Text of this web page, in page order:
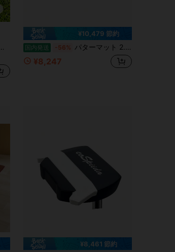
¥10,479 節約
国内発送 -56% パターマット 2.81m ガイドライン パターカップ ネット付き パター練習 ゴルフ パター 練習 マット パッティング パター練習器具 ゴルフパター練習器具 オフィス
¥8,247
¥8,461 節約